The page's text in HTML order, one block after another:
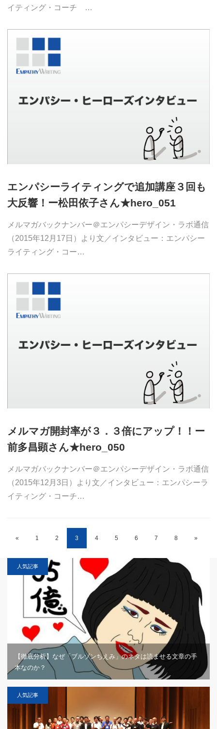
イティング・コーチ …
エンパシーライティングで追加講座３回も
大反響！ー松田依子さん★hero_051
メルマガバックナンバー＠エンパシーデザイン・ラボ通信
（2015年12月17日）より文／インタビュー：エンパシー
ライティング・コー…
メルマガ開封率が３．３倍にアップ！！ー
前多昌顕さん★hero_050
メルマガバックナンバー＠エンパシーデザイン・ラボ通信
（2015年12月3日）より文／インタビュー：エンパシーラ
イティング・コーチ…
« 1 2 3 4 5 6 7 8 »
人気記事
【徹底分析】なぜ「ブルゾンちえみ」のネタは読ませる文章の手
本なのか？
人気記事